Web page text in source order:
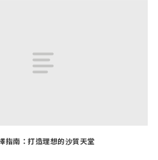
指南：打造理想的沙質天堂